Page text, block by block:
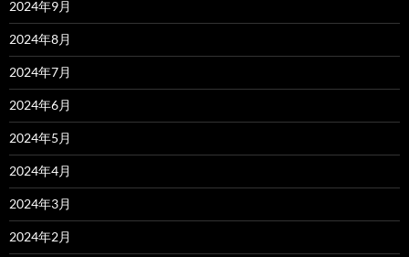
2024年9月
2024年8月
2024年7月
2024年6月
2024年5月
2024年4月
2024年3月
2024年2月